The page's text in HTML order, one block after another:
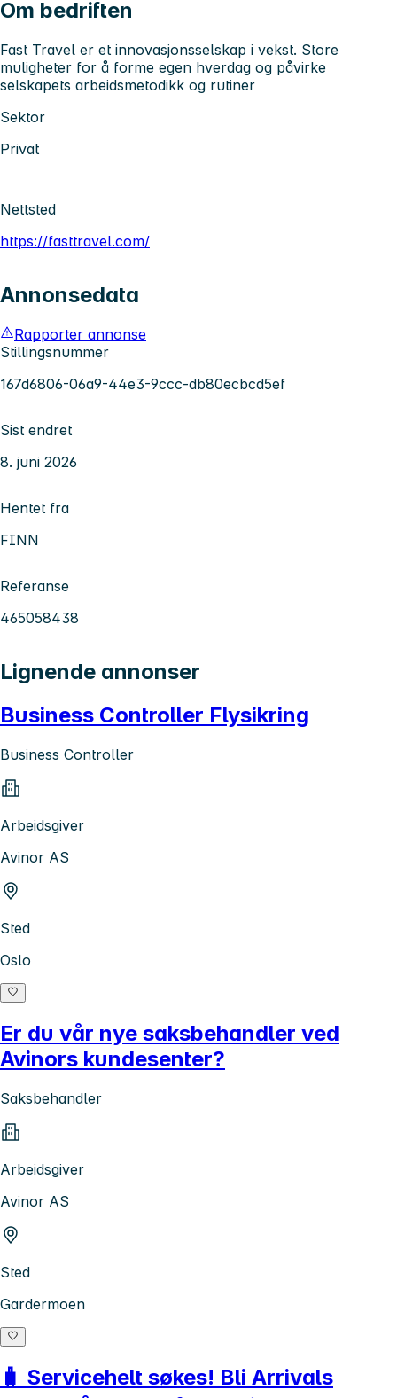
Om bedriften
Fast Travel er et innovasjonsselskap i vekst. Store
muligheter for å forme egen hverdag og påvirke
selskapets arbeidsmetodikk og rutiner
Sektor
Privat
Nettsted
https://fasttravel.com/
Annonsedata
Rapporter annonse
Stillingsnummer
167d6806-06a9-44e3-9ccc-db80ecbcd5ef
Sist endret
8. juni 2026
Hentet fra
FINN
Referanse
465058438
Lignende annonser
Business Controller Flysikring
Business Controller
Arbeidsgiver
Avinor AS
Sted
Oslo
Er du vår nye saksbehandler ved
Avinors kundesenter?
Saksbehandler
Arbeidsgiver
Avinor AS
Sted
Gardermoen
🧳 Servicehelt søkes! Bli Arrivals